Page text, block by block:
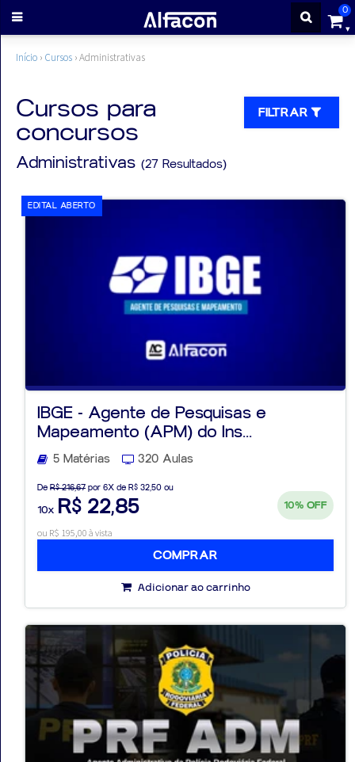
0
ENTRAR
CADASTRE-
SE
Aprovados
Aulas
VIVO
GRATUITAS!
Início › Cursos ›Administrativas
Cursos para
concursos
FILTRAR
Administrativas (27 Resultados)
IBGE - Agente de Pesquisas e
Mapeamento (APM) do Ins...
5 Matérias 320 Aulas
De R$ 216,67 por 6X de R$ 32,50 ou
10x R$ 22,85 10% OFF
ou R$ 195,00 à vista
COMPRAR
Adicionar ao carrinho
EDITAL ABERTO